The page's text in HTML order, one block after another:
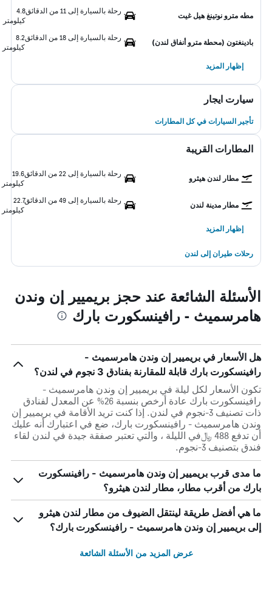
مطه مترو نوتينغ هيل غيت
رحلة بالسيارة إلى 11 من الدقائق
4.8
كيلومتر
بادينغتون (محطة مترو أنفاق لندن)
رحلة بالسيارة إلى 18 من الدقائق
8.2
كيلومتر
إظهار المزيد
سيارت ايجار
تأجير السيارات في كل المطارات
المطارات القريبة
مطار لندن هيثرو
رحلة بالسيارة إلى 22 من الدقائق
19.6
كيلومتر
مطار مدينة لندن
رحلة بالسيارة إلى 49 من الدقائق
22.7
كيلومتر
إظهار المزيد
رحلات طيران إلى لندن
الأسئلة الشائعة عند حجز بريميير إن وندن
هامرسميث - رافينسكورت بارك
هل الأسعار في بريميير إن وندن هامرسميث -
رافينسكورت بارك قابلة للمقارنة بفنادق 3 نجوم في لندن؟
تكون الأسعار لكل ليلة في بريميير إن وندن هامرسميث -
رافينسكورت بارك عادة أرخص بنسبة 26% عن المعدل لفنادق
ذات تصنيف 3-نجوم في لندن. إذا كنت تريد الأقامة في بريميير إن
وندن هامرسميث - رافينسكورت بارك، ضع في اعتبارك أنه عليك
أن تدفع 488 ﷼في الليلة ، والتي تعتبر صفقة جيدة في لندن لقاء
فندق بتصنيف 3-نجوم.
ما مدى قرب بريميير إن وندن هامرسميث - رافينسكورت
بارك من أقرب مطار، مطار لندن هيثرو؟
ما هي أفضل طريقة لينتقل الضيوف من مطار لندن هيثرو
إلى بريميير إن وندن هامرسميث - رافينسكورت بارك؟
عرض المزيد من الأسئلة الشائعة